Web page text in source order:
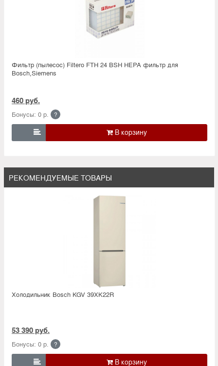
Фильтр (пылесос) Filtero FTH 24 BSH HEPA фильтр для
Bosch,Siemens
460 руб.
Бонусы: 0 р. ?

РЕКОМЕНДУЕМЫЕ ТОВАРЫ
Холодильник Bosсh KGV 39XK22R
53 390 руб.
Бонусы: 0 р. ?
